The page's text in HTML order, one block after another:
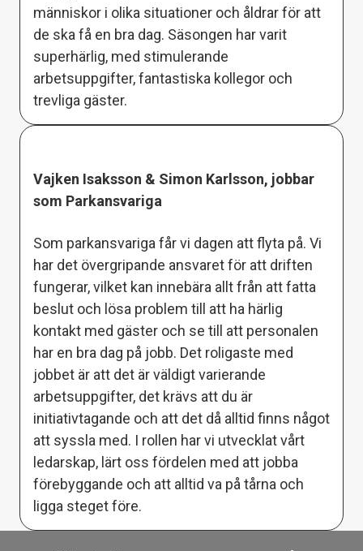
människor i olika situationer och åldrar för att
de ska få en bra dag. Säsongen har varit
superhärlig, med stimulerande
arbetsuppgifter, fantastiska kollegor och
trevliga gäster.
Vajken Isaksson & Simon Karlsson, jobbar
som Parkansvariga
Som parkansvariga får vi dagen att flyta på. Vi
har det övergripande ansvaret för att driften
fungerar, vilket kan innebära allt från att fatta
beslut och lösa problem till att ha härlig
kontakt med gäster och se till att personalen
har en bra dag på jobb. Det roligaste med
jobbet är att det är väldigt varierande
arbetsuppgifter, det krävs att du är
initiativtagande och att det då alltid finns något
att syssla med. I rollen har vi utvecklat vårt
ledarskap, lärt oss fördelen med att jobba
förebyggande och att alltid va på tårna och
ligga steget före.